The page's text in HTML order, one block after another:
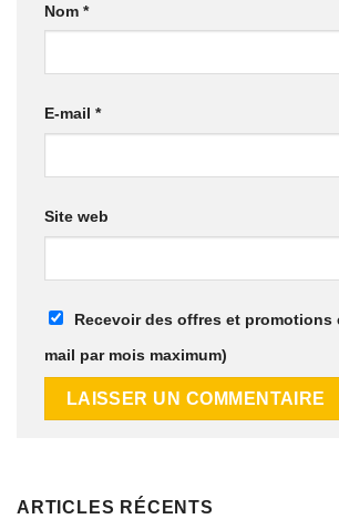
Nom *
E-mail *
Site web
Recevoir des offres et promotions
mail par mois maximum)
ARTICLES RÉCENTS